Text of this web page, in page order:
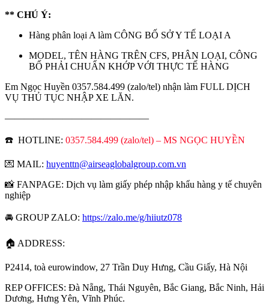
** CHÚ Ý:
Hàng phân loại A làm CÔNG BỐ SỞ Y TẾ LOẠI A
MODEL, TÊN HÀNG TRÊN CFS, PHÂN LOẠI, CÔNG
BỐ PHẢI CHUẨN KHỚP VỚI THỰC TẾ HÀNG
Em Ngọc Huyền 0357.584.499 (zalo/tel) nhận làm FULL DỊCH
VỤ THỦ TỤC NHẬP XE LĂN.
———————————————
☎️ HOTLINE: 0357.584.499 (zalo/tel) – MS NGỌC HUYỀN
💌 MAIL: huyenttn@airseaglobalgroup.com.vn
📸 FANPAGE: Dịch vụ làm giấy phép nhập khẩu hàng y tế chuyên
nghiệp
🚘 GROUP ZALO: https://zalo.me/g/hiiutz078
🏠 ADDRESS:
P2414, toà eurowindow, 27 Trần Duy Hưng, Cầu Giấy, Hà Nội
REP OFFICES: Đà Nẵng, Thái Nguyên, Bắc Giang, Bắc Ninh, Hải
Dương, Hưng Yên, Vĩnh Phúc.